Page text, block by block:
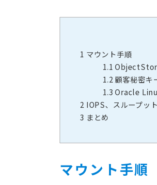
1 マウント手順
1.1
1.2 顧客秘密キ
1.3 Oracle
2 IOPS、スループッ
3 まとめ
マウント手順